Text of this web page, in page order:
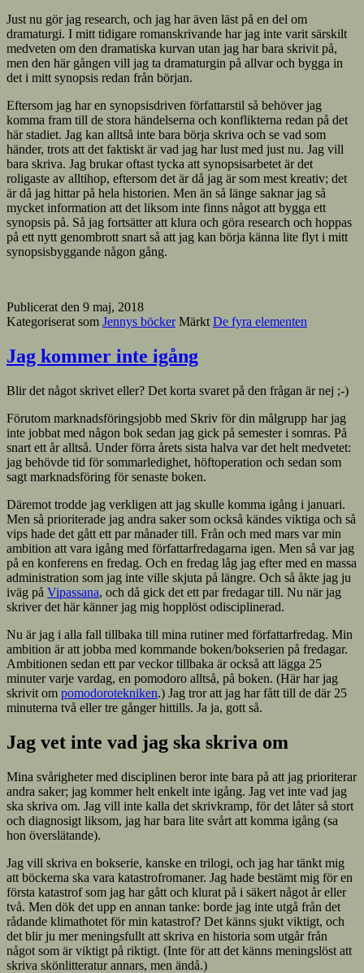
Just nu gör jag research, och jag har även läst på en del om
dramaturgi. I mitt tidigare romanskrivande har jag inte varit särskilt
medveten om den dramatiska kurvan utan jag har bara skrivit på,
men den här gången vill jag ta dramaturgin på allvar och bygga in
det i mitt synopsis redan från början.
Eftersom jag har en synopsisdriven författarstil så behöver jag
komma fram till de stora händelserna och konflikterna redan på det
här stadiet. Jag kan alltså inte bara börja skriva och se vad som
händer, trots att det faktiskt är vad jag har lust med just nu. Jag vill
bara skriva. Jag brukar oftast tycka att synopsisarbetet är det
roligaste av alltihop, eftersom det är då jag är som mest kreativ; det
är då jag hittar på hela historien. Men än så länge saknar jag så
mycket information att det liksom inte finns något att bygga ett
synopsis på. Så jag fortsätter att klura och göra research och hoppas
på ett nytt genombrott snart så att jag kan börja känna lite flyt i mitt
synopsisbyggande någon gång.
Publicerat den 9 maj, 2018
Kategoriserat som Jennys böcker Märkt De fyra elementen
Jag kommer inte igång
Blir det något skrivet eller? Det korta svaret på den frågan är nej ;-)
Förutom marknadsföringsjobb med Skriv för din målgrupp har jag
inte jobbat med någon bok sedan jag gick på semester i somras. På
snart ett år alltså. Under förra årets sista halva var det helt medvetet:
jag behövde tid för sommarledighet, höftoperation och sedan som
sagt marknadsföring för senaste boken.
Däremot trodde jag verkligen att jag skulle komma igång i januari.
Men så prioriterade jag andra saker som också kändes viktiga och så
vips hade det gått ett par månader till. Från och med mars var min
ambition att vara igång med författarfredagarna igen. Men så var jag
på en konferens en fredag. Och en fredag låg jag efter med en massa
administration som jag inte ville skjuta på längre. Och så åkte jag ju
iväg på Vipassana, och då gick det ett par fredagar till. Nu när jag
skriver det här känner jag mig hopplöst odisciplinerad.
Nu är jag i alla fall tillbaka till mina rutiner med författarfredag. Min
ambition är att jobba med kommande boken/bokserien på fredagar.
Ambitionen sedan ett par veckor tillbaka är också att lägga 25
minuter varje vardag, en pomodoro alltså, på boken. (Här har jag
skrivit om pomodorotekniken.) Jag tror att jag har fått till de där 25
minuterna två eller tre gånger hittills. Ja ja, gott så.
Jag vet inte vad jag ska skriva om
Mina svårigheter med disciplinen beror inte bara på att jag prioriterar
andra saker; jag kommer helt enkelt inte igång. Jag vet inte vad jag
ska skriva om. Jag vill inte kalla det skrivkramp, för det låter så stort
och diagnosigt liksom, jag har bara lite svårt att komma igång (sa
hon överslätande).
Jag vill skriva en bokserie, kanske en trilogi, och jag har tänkt mig
att böckerna ska vara katastrofromaner. Jag hade bestämt mig för en
första katastrof som jag har gått och klurat på i säkert något år eller
två. Men dök det upp en annan tanke: borde jag inte utgå från det
rådande klimathotet för min katastrof? Det känns sjukt viktigt, och
det blir ju mer meningsfullt att skriva en historia som utgår från
något som är viktigt på riktigt. (Inte för att det känns meningslöst att
skriva skönlitteratur annars, men ändå.)